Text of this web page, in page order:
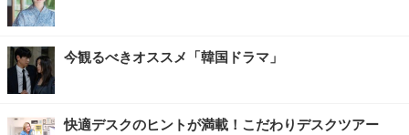
今観るべきオススメ「韓国ドラマ」
快適デスクのヒントが満載！こだわりデスクツアー